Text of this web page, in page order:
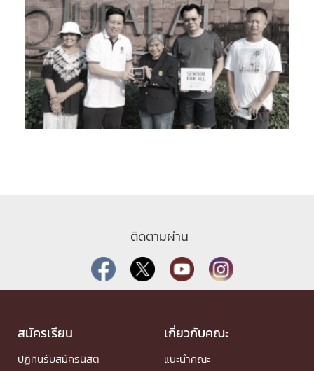
ติดตามผ่าน
สมัครเรียน
ปฏิทินรับสมัครนิสิต
เกี่ยวกับคณะ
แนะนำคณะ